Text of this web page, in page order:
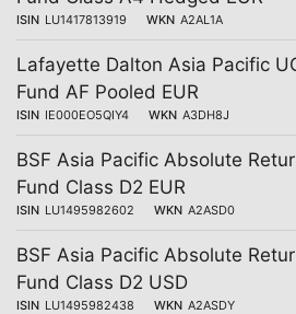
ISIN LU1417813919 WKN A2AL1A
Lafayette Dalton Asia Pacific
Fund AF Pooled EUR
ISIN IE000EO5QIY4 WKN A3DH8J
BSF Asia Pacific Absolute
Fund Class D2 EUR
ISIN LU1495982602 WKN A2ASD0
BSF Asia Pacific Absolute
Fund Class D2 USD
ISIN LU1495982438 WKN A2ASDY